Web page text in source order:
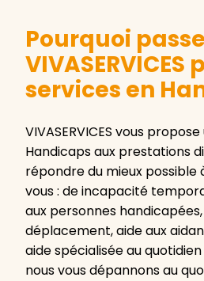
Pourquoi
VIVASERVICES
services en
VIVASERVICES vous
Handicaps aux prestations
répondre du mieux possible
vous : de incapacité
aux personnes
déplacement, aide aux
aide spécialisée au
nous vous dépannons au